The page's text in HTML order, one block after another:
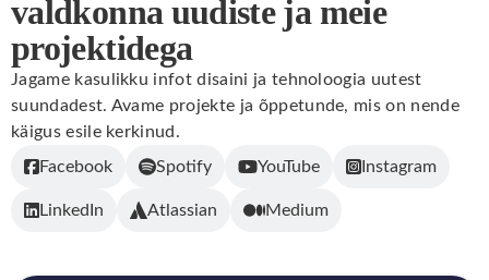
valdkonna uudiste ja meie
projektidega
Jagame kasulikku infot disaini ja tehnoloogia uutest
suundadest. Avame projekte ja õppetunde, mis on nende
käigus esile kerkinud.
Facebook
Spotify YouTube Instagram
LinkedIn Atlassian Medium